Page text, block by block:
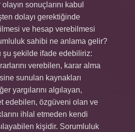
sonuçlarını kabul
dolayı gerektiğinde
ve hesap verebilmesi
sahibi ne anlama gelir?
şu şekilde ifade edebiliriz:
verebilen, karar alma
sunulan kaynakları
yargılarını algılayan,
edebilen, özgüveni olan ve
ihlal etmeden kendi
kişidir. Sorumluluk